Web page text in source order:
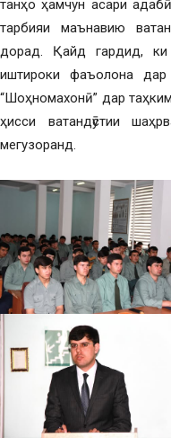
танҳо ҳамчун асари
тарбияи маънавию
дорад. Қайд гардид, ки
иштироки фаъолона
“Шоҳномахонӣ” дар
ҳисси ватандӯстии
мегузоранд.